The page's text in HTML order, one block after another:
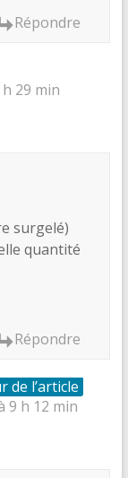
Répondre
29 min
surgelé)
quantité
Répondre
de l’article
9 h 12 min